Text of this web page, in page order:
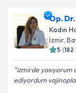
Prof. Dr.
talebi
için bir takvim
E-posta
Op.
Kadın
İzmir,
5 (182
izmirde yasıyorum
ediyordum